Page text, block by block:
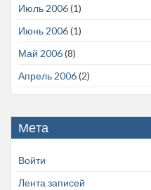
Июль 2006(1)
Июнь 2006(1)
Май 2006(8)
Апрель 2006(2)
Мета
Войти
Лента записей